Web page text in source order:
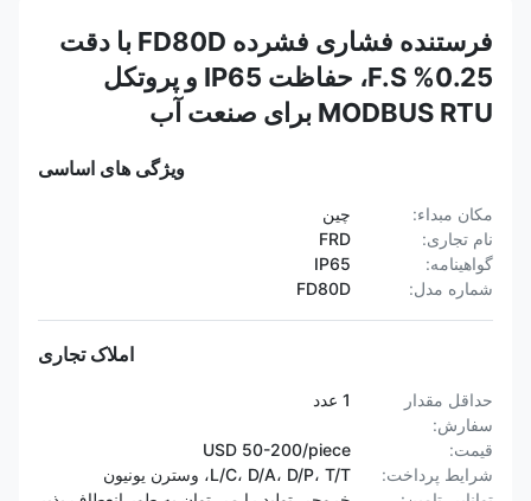
فرستنده فشاری فشرده FD80D با دقت
0.25% F.S، حفاظت IP65 و پروتکل
MODBUS RTU برای صنعت آب
ویژگی های اساسی
مکان مبداء:
نام تجاری:
گواهینامه:
شماره مدل:
FD80D
املاک تجاری
حداقل مقدار
سفارش:
قیمت:
USD 50-200/piece
شرایط پرداخت:
L/C، D/A، D/P، T/T، وسترن یونیون